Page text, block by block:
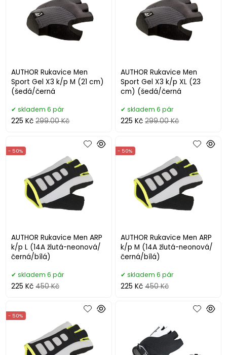
AUTHOR Rukavice Men
Sport Gel X3 k/p M (21 cm)
(šedá/černá
skladem 6 pár
225 Kč 299.00 Kč
AUTHOR Rukavice Men
Sport Gel X3 k/p XL (23
cm) (šedá/černá
skladem 6 pár
225 Kč 299.00 Kč
AUTHOR Rukavice Men ARP
k/p L (14A žlutá-neonová/
černá/bílá)
- 50%
skladem 6 pár
225 Kč 450 Kč
AUTHOR Rukavice Men ARP
k/p M (14A žlutá-neonová/
černá/bílá)
- 50%
skladem 6 pár
225 Kč 450 Kč
- 50%